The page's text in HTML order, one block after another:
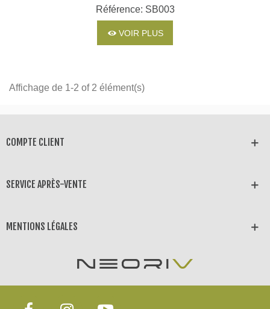
Référence: SB003
VOIR PLUS
Affichage de 1-2 of 2 élément(s)
COMPTE CLIENT
SERVICE APRÈS-VENTE
MENTIONS LÉGALES